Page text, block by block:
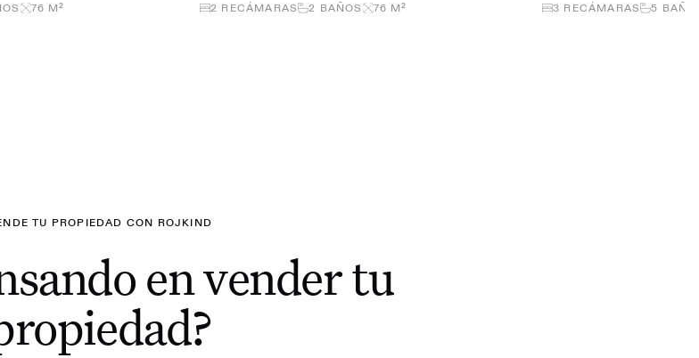
76 M² 2 RECÁMARAS 2 BAÑOS 76 M² 3 RECÁMARAS 5
TU PROPIEDAD CON ROJKIND
en vender tu